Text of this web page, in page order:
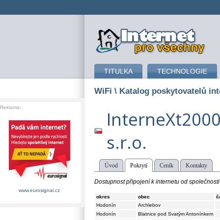
připojení k internetu
TITULKA TECHNOLOGIE
WiFi \ Katalog poskytovatelů
s.r.o.
Úvod Pokrytí Ceník Kontakty
Dostupnost připojení k internetu od
okres obec
Hodonín
Archlebov
Hodonín
Blatnice pod Svatým Antonínkem
Reklama:
www.eurosignal.cz